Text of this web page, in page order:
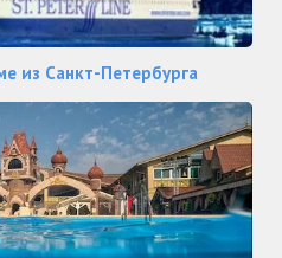
из Санкт-Петербурга